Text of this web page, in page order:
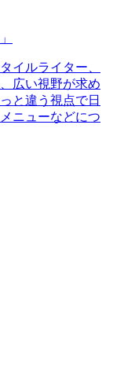
イルライター、
広い視野が求め
と違う視点で日
ニューなどにつ